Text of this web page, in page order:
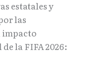
estatales y
las
impacto
la FIFA 2026: